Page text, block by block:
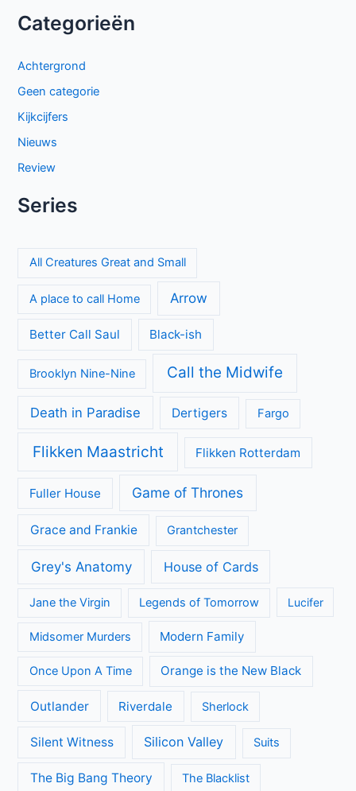
Categorieën
Achtergrond
Geen categorie
Kijkcijfers
Nieuws
Review
Series
All Creatures Great and Small
A place to call Home Arrow
Better Call Saul Black-ish
Brooklyn Nine-Nine Call the Midwife
Death in Paradise Dertigers Fargo
Flikken Maastricht Flikken Rotterdam
Fuller House Game of Thrones
Grace and Frankie Grantchester
Grey's Anatomy House of Cards
Jane the Virgin Legends of Tomorrow Lucifer
Midsomer Murders Modern Family
Once Upon A Time Orange is the New Black
Outlander Riverdale Sherlock
Silent Witness Silicon Valley Suits
The Big Bang Theory The Blacklist